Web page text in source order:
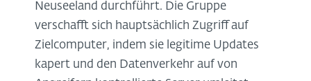
Neuseeland durchführt. Die Gruppe
verschafft sich hauptsächlich Zugriff auf
Zielcomputer, indem sie legitime Updates
kapert und den Datenverkehr auf von